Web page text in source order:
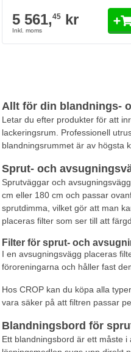
5 561,45kr
Allt för din blandnings-
Letar du efter produkter för att
lackeringsrum. Professionell
blandningsrummet är av högsta
Sprut- och
Sprutväggar och
cm eller 180 cm och passar
sprutdimma, vilket gör att man
placeras filter som ser till att
Filter för sprut- och
I en avsugningsvägg placeras
föroreningarna och håller fast
Hos CROP kan du köpa alla
vara säker på att filtren passar
Blandningsbord för
Ett blandningsbord är ett måste